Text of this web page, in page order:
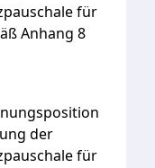
für
Anhang 8
der
für